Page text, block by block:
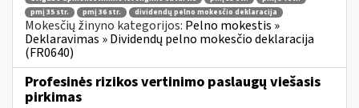
pmį 35 str.
pmį 36 str. dividendų pelno mokesčio deklaracija
Mokesčių žinyno kategorijos: Pelno mokestis »
Deklaravimas » Dividendų pelno mokesčio deklaracija
(FR0640)
Profesinės rizikos vertinimo paslaugų viešasis
pirkimas